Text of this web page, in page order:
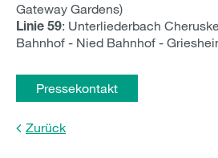
Gateway Gardens)
Linie 59: Unterliederbach
Bahnhof - Nied Bahnhof -
Pressekontakt
Zurück